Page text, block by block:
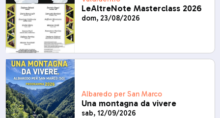
LeAltreNote Masterclass 2026
dom, 23/08/2026
Albaredo per San Marco
Una montagna da vivere
sab, 12/09/2026